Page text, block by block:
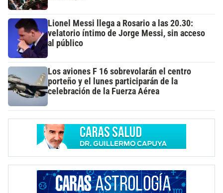
Lionel Messi llega a Rosario a las 20.30:
velatorio íntimo de Jorge Messi, sin acceso
al público
Los aviones F 16 sobrevolarán el centro
porteño y el lunes participarán de la
celebración de la Fuerza Aérea